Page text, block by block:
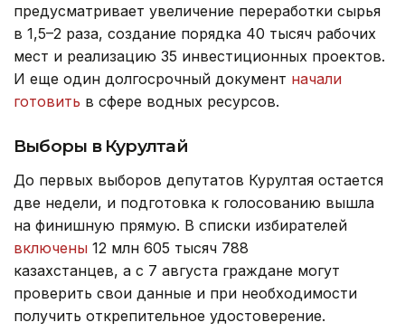
предусматривает увеличение переработки сырья
в 1,5–2 раза, создание порядка 40 тысяч рабочих
мест и реализацию 35 инвестиционных проектов.
И еще один долгосрочный документ начали
готовить в сфере водных ресурсов.
Выборы в Курултай
До первых выборов депутатов Курултая остается
две недели, и подготовка к голосованию вышла
на финишную прямую. В списки избирателей
включены 12 млн 605 тысяч 788
казахстанцев, а с 7 августа граждане могут
проверить свои данные и при необходимости
получить открепительное удостоверение.